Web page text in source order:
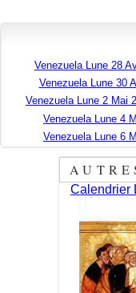
Venezuela Lune 28
Venezuela Lune 30
Venezuela Lune 2 Mai
Venezuela Lune 4
Venezuela Lune 6
Calendrier